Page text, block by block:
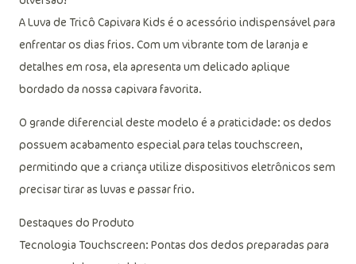
A Luva de Tricô Capivara Kids é o acessório indispensável para
enfrentar os dias frios. Com um vibrante tom de laranja e
detalhes em rosa, ela apresenta um delicado aplique
bordado da nossa capivara favorita.
O grande diferencial deste modelo é a praticidade: os dedos
possuem acabamento especial para telas touchscreen,
permitindo que a criança utilize dispositivos eletrônicos sem
precisar tirar as luvas e passar frio.
Destaques do Produto
Tecnologia Touchscreen: Pontas dos dedos preparadas para